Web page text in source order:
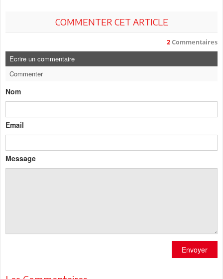
COMMENTER CET ARTICLE
2 Commentaires
Ecrire un commentaire
Commenter
Nom
Email
Message
Envoyer